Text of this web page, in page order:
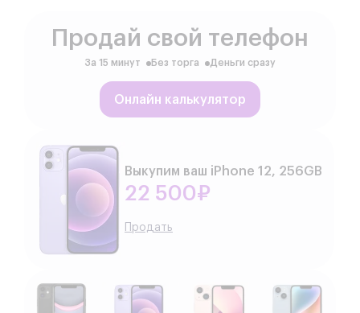
Продай свой телефон
За 15 минут Без торга Деньги сразу
Онлайн калькулятор
Выкупим ваш iPhone 12, 256GB
22 500₽
Продать